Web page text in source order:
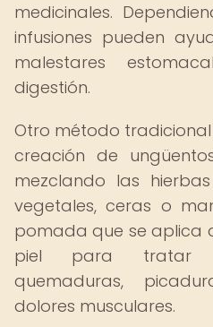
medicinales.
infusiones pueden
malestares
digestión.
Otro método
creación de
mezclando las
vegetales, ceras o
pomada que se aplica
piel para tratar
quemaduras,
dolores musculares.